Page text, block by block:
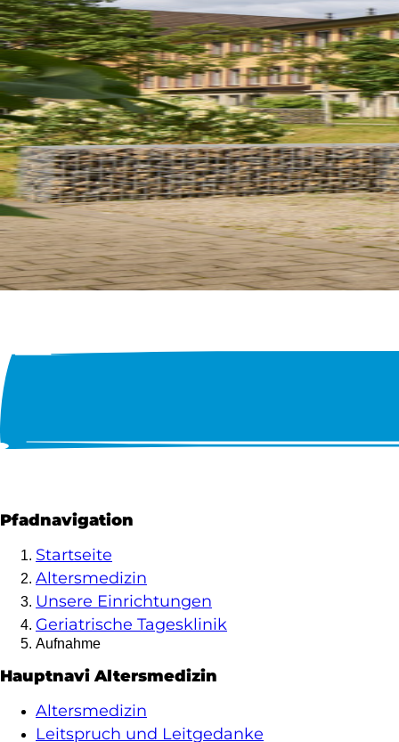
Pfadnavigation
Startseite
Altersmedizin
Unsere Einrichtungen
Geriatrische Tagesklinik
Aufnahme
Hauptnavi Altersmedizin
Altersmedizin
Leitspruch und Leitgedanke